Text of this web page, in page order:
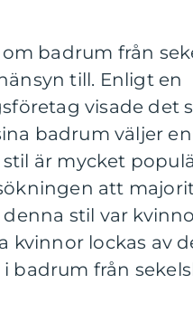
badrum från
till. Enligt en
visade det
badrum väljer
är mycket
att
stil var
kvinnor lockas av
badrum från